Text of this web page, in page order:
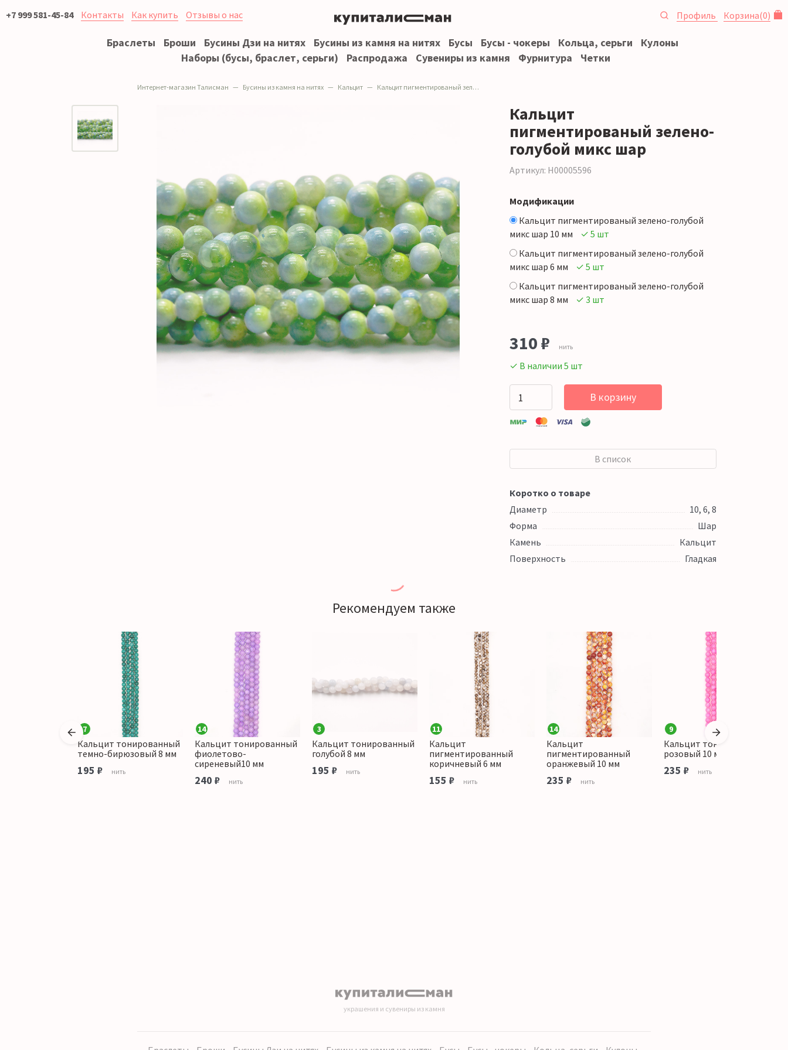
+7 999 581-45-84 Контакты Как купить Отзывы о нас Профиль Корзина(0)
Браслеты Броши Бусины Дзи на нитях Бусины из камня на нитях Бусы Бусы - чокеры Кольца, серьги
Кулоны
Наборы (бусы, браслет, серьги)
Распродажа Сувениры из камня Фурнитура Четки
Интернет-магазин Талисман Бусины из камня на нитях Кальцит Кальцит пигментированый зелено-голубой микс шар
Кальцит
пигментированый зелено-
голубой микс шар
Артикул: Н00005596
Модификации
Кальцит пигментированый зелено-голубой
микс шар 10 мм
✓ 5 шт
Кальцит пигментированый зелено-голубой
микс шар 6 мм
✓ 5 шт
Кальцит пигментированый зелено-голубой
микс шар 8 мм
✓ 3 шт
310₽ нить
✓ В наличии 5 шт
В корзину
В список
Коротко о товаре
Диаметр
10, 6, 8
Форма
Шар
Камень
Кальцит
Поверхность
Гладкая
Рекомендуем также
7
Кальцит тонированный
темно-бирюзовый 8 мм
195 ₽ нить
14
Кальцит тонированный
фиолетово-
сиреневый10 мм
240 ₽ нить
3
Кальцит тонированный
голубой 8 мм
195 ₽ нить
11
Кальцит
пигментированный
коричневый 6 мм
155 ₽ нить
14
Кальцит
пигментированный
оранжевый 10 мм
235 ₽ нить
9
Кальцит тонированный
розовый 10 мм
235 ₽ нить
украшения и сувениры из камня